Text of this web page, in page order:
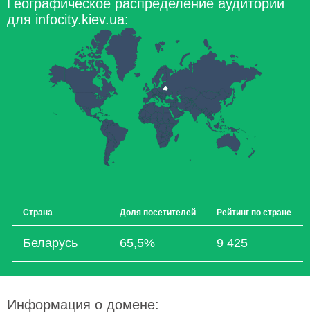
Географическое распределение аудитории
для infocity.kiev.ua:
Страна Доля посетителей Рейтинг по стране
Беларусь 65,5% 9 425
Информация о домене: